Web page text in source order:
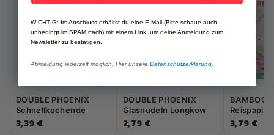
DOUBLE PHOENIX
Schnellkochende
Eiernudeln 500g
3,39 €
DOUBLE PHOENIX
Glasnudeln Longkow
250g
2,79 €
BAMBOO
3,79 €
WICHTIG: Im Anschluss erhältst du eine E-Mail (Bitte schaue auch
unbedingt im SPAM nach) mit einem Link, um deine Anmeldung zum
Newsletter zu bestätigen.
Abmeldung jederzeit möglich. Hier unsere Datenschutzerklärung